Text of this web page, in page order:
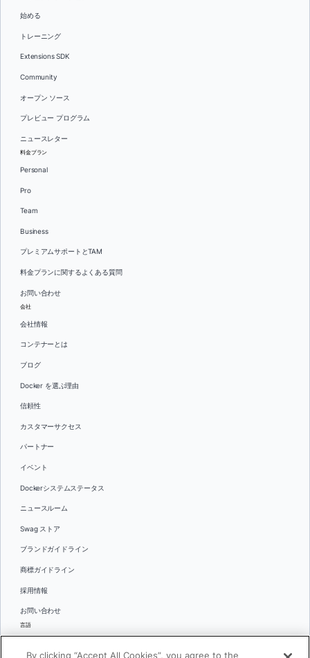
始める
トレーニング
Extensions SDK
Community
オープン ソース
プレビュー プログラム
ニュースレター
料金プラン
Personal
Pro
Team
Business
プレミアムサポートとTAM
料金プランに関するよくある質問
お問い合わせ
会社
会社情報
コンテナーとは
ブログ
Docker を選ぶ理由
信頼性
カスタマーサクセス
パートナー
イベント
Dockerシステムステータス
ニュースルーム
Swag ストア
ブランドガイドライン
商標ガイドライン
採用情報
お問い合わせ
言語
By clicking “Accept All Cookies”, you agree to the